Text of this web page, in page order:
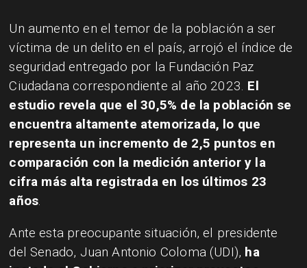
Un aumento en el temor de la población a ser
víctima de un delito en el país, arrojó el índice de
seguridad entregado por la Fundación Paz
Ciudadana correspondiente al año 2023. El
estudio revela que el 30,5% de la población se
encuentra altamente atemorizada, lo que
representa un incremento de 2,5 puntos en
comparación con la medición anterior y la
cifra más alta registrada en los últimos 23
años.
Ante esta preocupante situación, el presidente
del Senado, Juan Antonio Coloma (UDI), ha